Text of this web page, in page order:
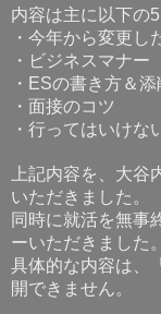
内容は主に以下の5
・今年から変更
・ビジネスマナー
・ ESの書き方＆添
・面接のコツ
・行ってはいけな
上記内容を、大谷
いただきました。
同時に就活を無事
ーいただきました。
具体的な内容は、
開できません。